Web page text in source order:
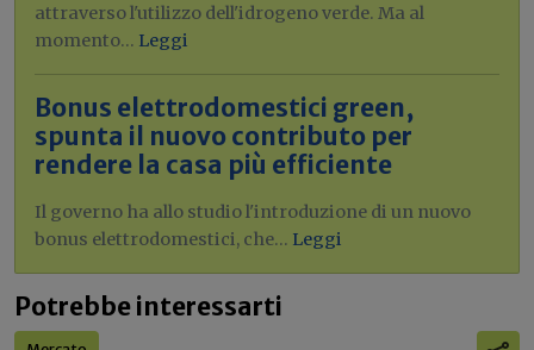
attraverso l'utilizzo dell'idrogeno verde. Ma al
momento... Leggi
Bonus elettrodomestici green,
spunta il nuovo contributo per
rendere la casa più efficiente
Il governo ha allo studio l'introduzione di un nuovo
bonus elettrodomestici, che... Leggi
Potrebbe interessarti